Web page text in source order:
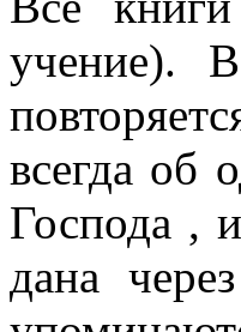
учение).
всегда об
Господа ,
дана